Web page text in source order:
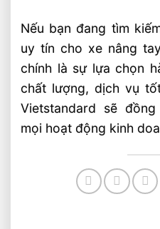
Nếu bạn đang tìm
uy tín cho xe nâng
chính là sự lựa chọn
chất lượng, dịch vụ
Vietstandard sẽ
mọi hoạt động kinh